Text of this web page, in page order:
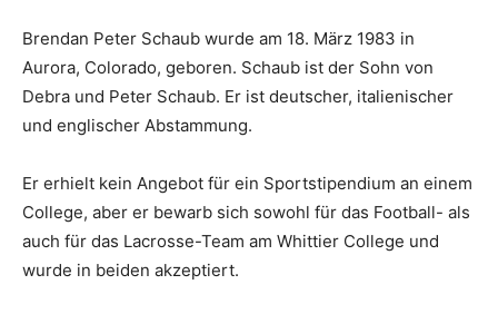
Brendan Peter Schaub wurde am 18. März 1983 in
Aurora, Colorado, geboren. Schaub ist der Sohn von
Debra und Peter Schaub. Er ist deutscher, italienischer
und englischer Abstammung.
Er erhielt kein Angebot für ein Sportstipendium an einem
College, aber er bewarb sich sowohl für das Football- als
auch für das Lacrosse-Team am Whittier College und
wurde in beiden akzeptiert.